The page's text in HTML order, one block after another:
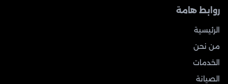
روابط هامة
الرئيسية
من نحن
الخدمات
الصيانة